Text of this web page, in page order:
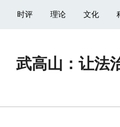
时评 理论 文化
武高山：让法